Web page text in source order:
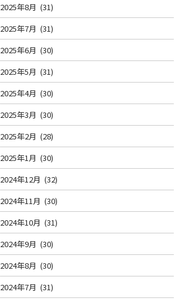
2025年8月 (31)
2025年7月 (31)
2025年6月 (30)
2025年5月 (31)
2025年4月 (30)
2025年3月 (30)
2025年2月 (28)
2025年1月 (30)
2024年12月 (32)
2024年11月 (30)
2024年10月 (31)
2024年9月 (30)
2024年8月 (30)
2024年7月 (31)